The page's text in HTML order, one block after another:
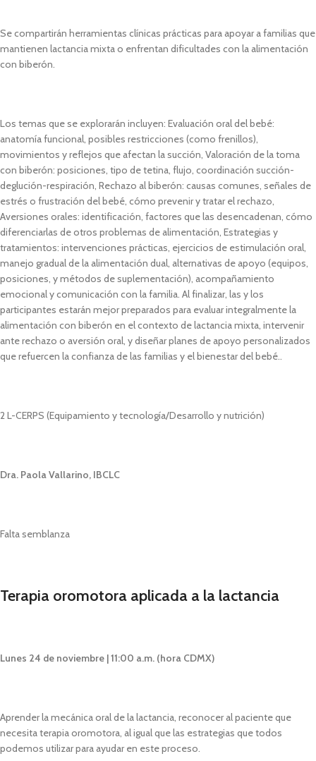
Se compartirán herramientas clínicas prácticas para apoyar a familias que
mantienen lactancia mixta o enfrentan dificultades con la alimentación
con biberón.
Los temas que se explorarán incluyen: Evaluación oral del bebé:
anatomía funcional, posibles restricciones (como frenillos),
movimientos y reflejos que afectan la succión, Valoración de la toma
con biberón: posiciones, tipo de tetina, flujo, coordinación succión-
deglución-respiración, Rechazo al biberón: causas comunes, señales de
estrés o frustración del bebé, cómo prevenir y tratar el rechazo,
Aversiones orales: identificación, factores que las desencadenan, cómo
diferenciarlas de otros problemas de alimentación, Estrategias y
tratamientos: intervenciones prácticas, ejercicios de estimulación oral,
manejo gradual de la alimentación dual, alternativas de apoyo (equipos,
posiciones, y métodos de suplementación), acompañamiento
emocional y comunicación con la familia. Al finalizar, las y los
participantes estarán mejor preparados para evaluar integralmente la
alimentación con biberón en el contexto de lactancia mixta, intervenir
ante rechazo o aversión oral, y diseñar planes de apoyo personalizados
que refuercen la confianza de las familias y el bienestar del bebé..
2 L-CERPS (Equipamiento y tecnología/Desarrollo y nutrición)
Dra. Paola Vallarino, IBCLC
Falta semblanza
Terapia oromotora aplicada a la lactancia
Lunes 24 de noviembre | 11:00 a.m. (hora CDMX)
Aprender la mecánica oral de la lactancia, reconocer al paciente que
necesita terapia oromotora, al igual que las estrategias que todos
podemos utilizar para ayudar en este proceso.